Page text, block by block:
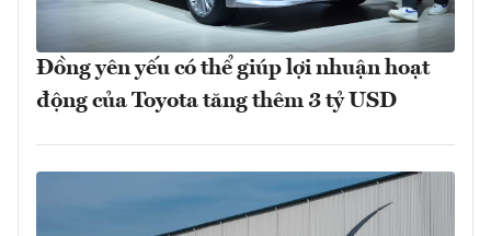
Đồng yên yếu có thể giúp lợi nhuận hoạt
động của Toyota tăng thêm 3 tỷ USD